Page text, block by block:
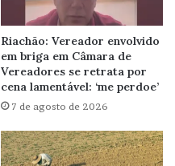
Riachão: Vereador envolvido
em briga em Câmara de
Vereadores se retrata por
cena lamentável: ‘me perdoe’
7 de agosto de 2026